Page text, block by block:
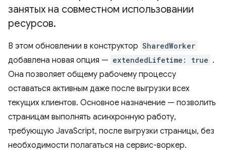
занятых на совместном использовании
ресурсов.
В этом обновлении в конструктор SharedWorker
добавлена ​​новая опция — extendedLifetime: true .
Она позволяет общему рабочему процессу
оставаться активным даже после выгрузки всех
текущих клиентов. Основное назначение — позволить
страницам выполнять асинхронную работу,
требующую JavaScript, после выгрузки страницы, без
необходимости полагаться на сервис-воркер.